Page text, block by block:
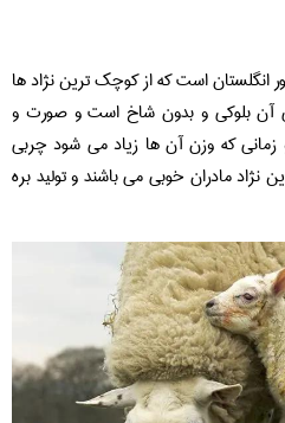
است که از کوچک ترین نژاد ها
آن بلوکی و بدون شاخ است و صورت و
زمانی که وزن آن ها زیاد می شود چربی
نژاد مادران خوبی می باشند و تولید بره